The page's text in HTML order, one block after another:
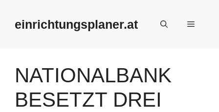
springeneinrichtungsplaner.at Menü
NATIONALBANK
BESETZT DREI